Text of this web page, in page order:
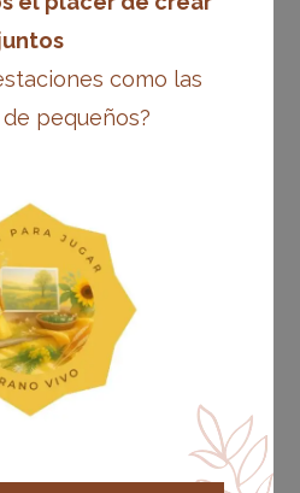
PARA UNA
UNA MIRADA
PARA
INFANTE
PEDAGÓGICAS
como las
pequeños?